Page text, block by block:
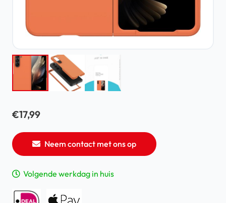
€17,99
Neem contact met ons op
Volgende werkdag in huis